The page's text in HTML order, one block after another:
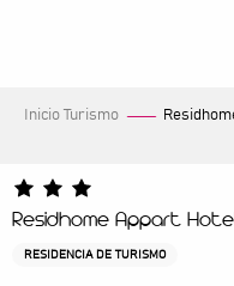
Inicio Turismo
Residhome Appart
RESIDENCIA DE TURISMO